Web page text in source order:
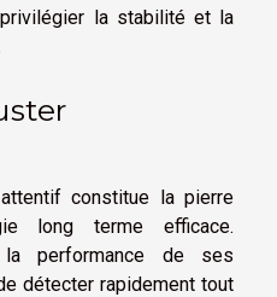
la stabilité et la
constitue la pierre
long terme efficace.
la performance de ses
détecter rapidement tout